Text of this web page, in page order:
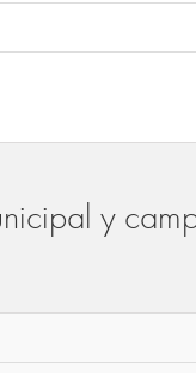
y